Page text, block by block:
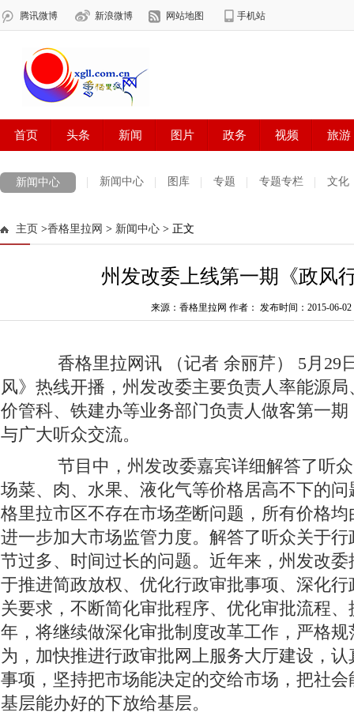
新闻中心 新闻中心 图库 专题 专题专栏 文化
法治迪庆
主页 >香格里拉网 > 新闻中心 > 正文
州发改委上线第一期《政风
来源：香格里拉网 作者： 发布时间：2015-06-02
香格里拉网讯 （记者 余丽芹） 5 月 29
风》热线开播，州发改委主要负责人率能源
价管科、铁建办等业务部门负责人做客第一
与广大听众交流。
节目中，州发改委嘉宾详细解答了听
场菜、肉、水果、液化气等价格居高不下的
格里拉市区不存在市场垄断问题，所有价格
进一步加大市场监管力度。解答了听众关于
节过多、时间过长的问题。近年来，州发改
于推进简政放权、优化行政审批事项、深化
关要求，不断简化审批程序、优化审批流程
年，将继续做深化审批制度改革工作，严格
为，加快推进行政审批网上服务大厅建设，
事项，坚持把市场能决定的交给市场，把社
基层能办好的下放给基层。